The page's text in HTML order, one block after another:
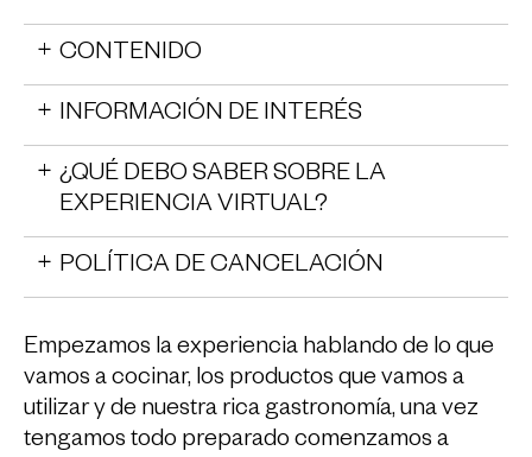
CONTENIDO
INFORMACIÓN DE INTERÉS
¿QUÉ DEBO SABER SOBRE LA
EXPERIENCIA VIRTUAL?
POLÍTICA DE CANCELACIÓN
Empezamos la experiencia hablando de lo que
vamos a cocinar, los productos que vamos a
utilizar y de nuestra rica gastronomía, una vez
tengamos todo preparado comenzamos a